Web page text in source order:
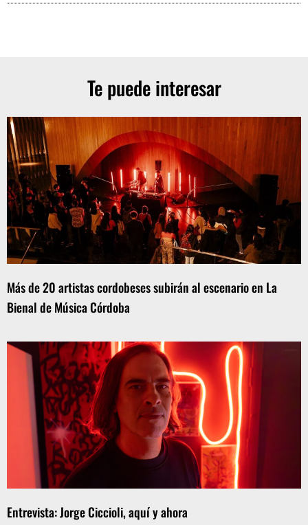
Te puede interesar
Más de 20 artistas cordobeses subirán al escenario en La
Bienal de Música Córdoba
Entrevista: Jorge Ciccioli, aquí y ahora